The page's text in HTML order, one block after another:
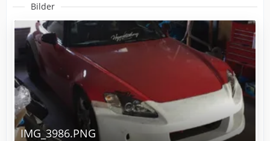
Bilder
IMG_3986.PNG